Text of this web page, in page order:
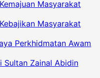
Masyarakat
Masyarakat
Perkhidmatan Awam
Sultan Zainal Abidin